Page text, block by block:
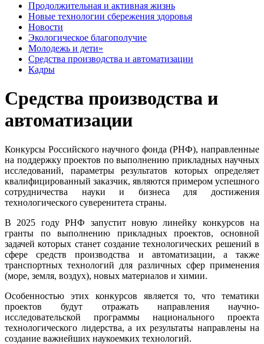
Продолжительная и активная жизнь
Новые технологии сбережения здоровья
Новости
Экологическое благополучие
Молодежь и дети»
Средства производства и автоматизации
Кадры
Средства производства и
автоматизации
Конкурсы Российского научного фонда (РНФ), направленные
на поддержку проектов по выполнению прикладных научных
исследований, параметры результатов которых определяет
квалифицированный заказчик, являются примером успешного
сотрудничества науки и бизнеса для достижения
технологического суверенитета страны.
В 2025 году РНФ запустит новую линейку конкурсов на
гранты по выполнению прикладных проектов, основной
задачей которых станет создание технологических решений в
сфере средств производства и автоматизации, а также
транспортных технологий для различных сфер применения
(море, земля, воздух), новых материалов и химии.
Особенностью этих конкурсов является то, что тематики
проектов будут отражать направления научно-
исследовательской программы национального проекта
технологического лидерства, а их результаты направлены на
создание важнейших наукоемких технологий.